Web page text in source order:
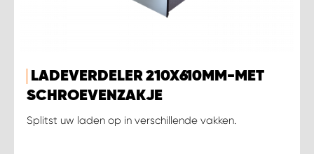
LADEVERDELER 210X610MM-MET
SCHROEVENZAKJE
Splitst uw laden op in verschillende vakken.